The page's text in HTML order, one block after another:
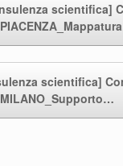
scientifica]
scientifica]
MILANO_Supporto…